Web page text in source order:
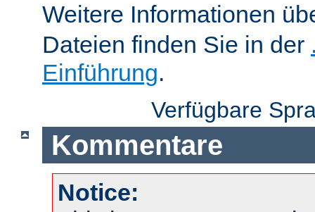
Weitere Informationen
Dateien finden Sie in der
Einführung.
Verfügbare
Kommentare
Notice: